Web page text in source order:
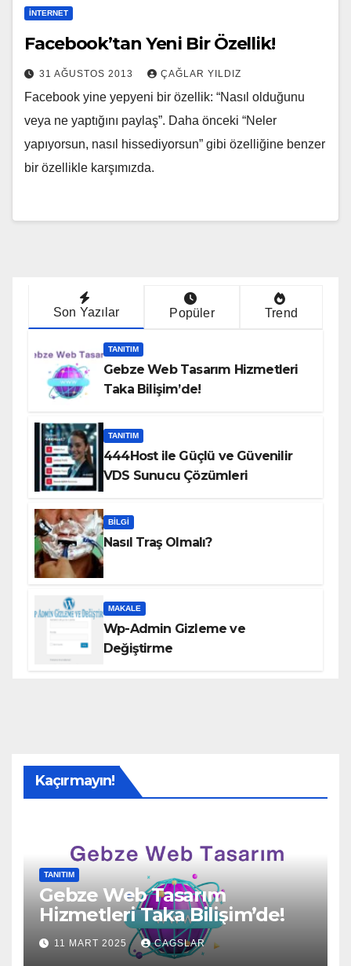
İNTERNET
Facebook’tan Yeni Bir Özellik!
31 AĞUSTOS 2013 ÇAĞLAR YILDIZ
Facebook yine yepyeni bir özellik: “Nasıl olduğunu
veya ne yaptığını paylaş”. Daha önceki “Neler
yapıyorsun, nasıl hissediyorsun” gibi özelliğine benzer
bir özellikle karşımızda.
Son Yazılar Popüler Trend
TANITIM
Gebze Web Tasarım Hizmetleri
Taka Bilişim’de!
TANITIM
444Host ile Güçlü ve Güvenilir
VDS Sunucu Çözümleri
BILGI
Nasıl Traş Olmalı?
MAKALE
Wp-Admin Gizleme ve
Değiştirme
Kaçırmayın!
TANITIM
Gebze Web Tasarım
Hizmetleri Taka Bilişim’de!
11 MART 2025 CAGSLAR